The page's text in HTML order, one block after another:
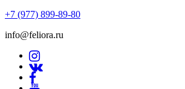
+7 (977) 899-89-80
info@feliora.ru